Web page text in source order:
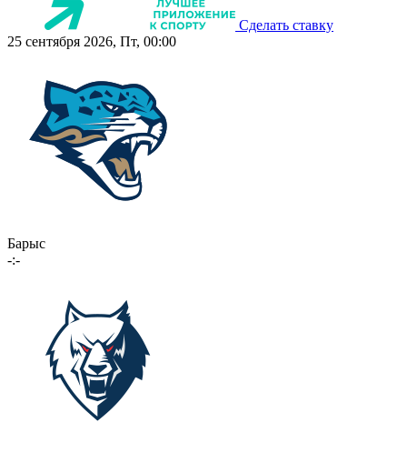
Сделать ставку
25 сентября 2026, Пт, 00:00
Барыс
-:-